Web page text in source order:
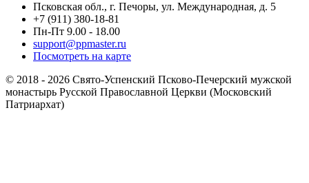
Псковская обл., г. Печоры, ул. Международная, д. 5
+7 (911) 380-18-81
Пн-Пт 9.00 - 18.00
support@ppmaster.ru
Посмотреть на карте
© 2018 - 2026 Свято-Успенский Псково-Печерский мужской
монастырь Русской Православной Церкви (Московский
Патриархат)